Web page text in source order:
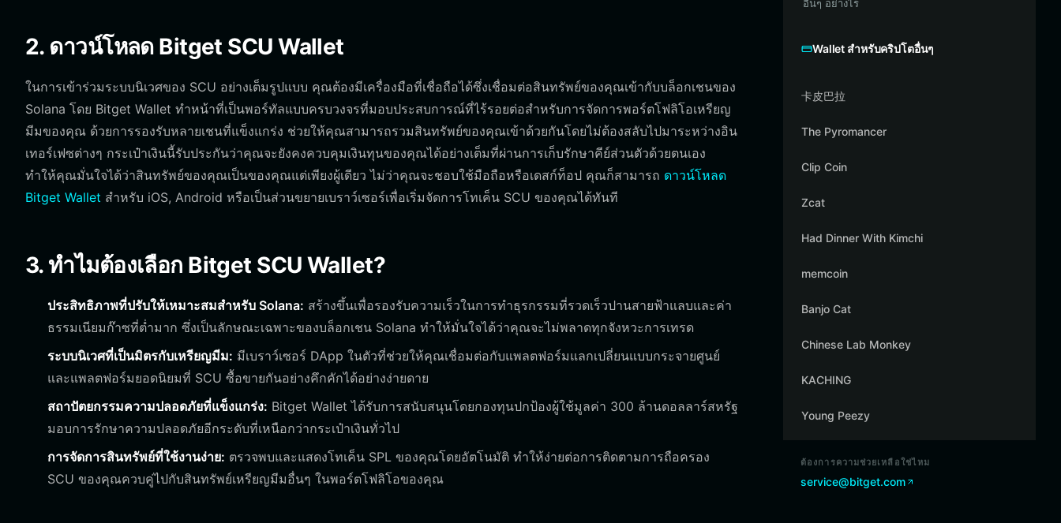
2. ดาวน์โหลด Bitget SCU Wallet
ในการเข้าร่วมระบบนิเวศของ SCU อย่างเต็มรูปแบบ คุณต้องมีเครื่องมือที่เชื่อถือได้ซึ่งเชื่อมต่อสินทรัพย์ของคุณเข้ากับบล็อกเชนของ
Solana โดย Bitget Wallet ทำหน้าที่เป็นพอร์ทัลแบบครบวงจรที่มอบประสบการณ์ที่ไร้รอยต่อสำหรับการจัดการพอร์ตโฟลิโอเหรียญ
มีมของคุณ ด้วยการรองรับหลายเชนที่แข็งแกร่ง ช่วยให้คุณสามารถรวมสินทรัพย์ของคุณเข้าด้วยกันโดยไม่ต้องสลับไปมาระหว่างอิน
เทอร์เฟซต่างๆ กระเป๋าเงินนี้รับประกันว่าคุณจะยังคงควบคุมเงินทุนของคุณได้อย่างเต็มที่ผ่านการเก็บรักษาคีย์ส่วนตัวด้วยตนเอง
ทำให้คุณมั่นใจได้ว่าสินทรัพย์ของคุณเป็นของคุณแต่เพียงผู้เดียว ไม่ว่าคุณจะชอบใช้มือถือหรือเดสก์ท็อป คุณก็สามารถ ดาวน์โหลด
Bitget Wallet สำหรับ iOS, Android หรือเป็นส่วนขยายเบราว์เซอร์เพื่อเริ่มจัดการโทเค็น SCU ของคุณได้ทันที
3. ทำไมต้องเลือก Bitget SCU Wallet?
ประสิทธิภาพที่ปรับให้เหมาะสมสำหรับ Solana: สร้างขึ้นเพื่อรองรับความเร็วในการทำธุรกรรมที่รวดเร็วปานสายฟ้าแลบและค่า
ธรรมเนียมก๊าซที่ต่ำมาก ซึ่งเป็นลักษณะเฉพาะของบล็อกเชน Solana ทำให้มั่นใจได้ว่าคุณจะไม่พลาดทุกจังหวะการเทรด
ระบบนิเวศที่เป็นมิตรกับเหรียญมีม: มีเบราว์เซอร์ DApp ในตัวที่ช่วยให้คุณเชื่อมต่อกับแพลตฟอร์มแลกเปลี่ยนแบบกระจายศูนย์
และแพลตฟอร์มยอดนิยมที่ SCU ซื้อขายกันอย่างคึกคักได้อย่างง่ายดาย
สถาปัตยกรรมความปลอดภัยที่แข็งแกร่ง: Bitget Wallet ได้รับการสนับสนุนโดยกองทุนปกป้องผู้ใช้มูลค่า 300 ล้านดอลลาร์สหรัฐ
มอบการรักษาความปลอดภัยอีกระดับที่เหนือกว่ากระเป๋าเงินทั่วไป
การจัดการสินทรัพย์ที่ใช้งานง่าย: ตรวจพบและแสดงโทเค็น SPL ของคุณโดยอัตโนมัติ ทำให้ง่ายต่อการติดตามการถือครอง
SCU ของคุณควบคู่ไปกับสินทรัพย์เหรียญมีมอื่นๆ ในพอร์ตโฟลิโอของคุณ
อื่นๆ อย่างไร
Wallet สำหรับคริปโตอื่นๆ
卡皮巴拉
The Pyromancer
Clip Coin
Zcat
Had Dinner With Kimchi
memcoin
Banjo Cat
Chinese Lab Monkey
KACHING
Young Peezy
ต้องการความช่วยเหลือใช่ไหม
service@bitget.com